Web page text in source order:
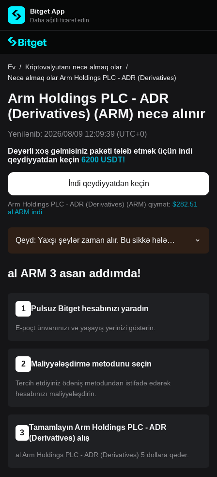
Bitget App
Daha ağıllı ticarət edin
Ev / Kriptovalyutanı necə almaq olar /
Necə almaq olar Arm Holdings PLC - ADR (Derivatives)
Arm Holdings PLC - ADR
(Derivatives) (ARM) necə alınır
Yenilənib: 2026/08/09 12:09:39 (UTC+0)
Dəyərli xoş gəlmisiniz paketi tələb etmək üçün indi
qeydiyyatdan keçin 6200 USDT!
İndi qeydiyyatdan keçin
Arm Holdings PLC - ADR (Derivatives) (ARM) qiymət: $282.51
al ARM indi
Qeyd: Yaxşı şeylər zaman alır. Bu sikkə hələ
sonra onu almaq üçün təlimatımızı izləyə bilərsiniz.
al ARM 3 asan addımda!
1 Pulsuz Bitget hesabınızı yaradın
E-poçt ünvanınızı və yaşayış yerinizi göstərin.
2 Maliyyələşdirmə metodunu seçin
Tercih etdiyiniz ödəniş metodundan istifadə edərək
hesabınızı maliyyələşdirin.
3
Tamamlayın Arm Holdings PLC - ADR
(Derivatives) alış
al Arm Holdings PLC - ADR (Derivatives) 5 dollara qədər.